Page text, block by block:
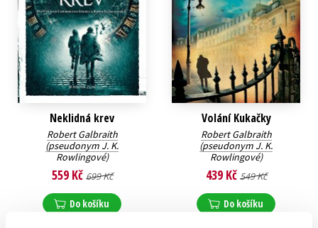
Neklidná krev
Robert Galbraith
(pseudonym J. K.
Rowlingové)
559 Kč 699 Kč
Do košíku
Volání Kukačky
Robert Galbraith
(pseudonym J. K.
Rowlingové)
439 Kč 549 Kč
Do košíku